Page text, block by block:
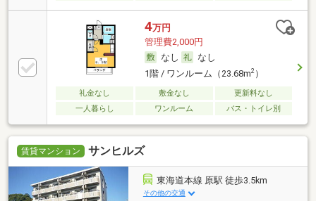
4万円
管理費2,000円
なし
なし
1階 / ワンルーム（23.68m2）
礼金なし 敷金なし
更新料なし
一人暮らし
ワンルーム バス・トイレ別
賃貸マンション サンヒルズ
東海道本線 原駅 徒歩3.5km
その他の交通